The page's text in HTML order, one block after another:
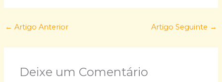
← Artigo Anterior Artigo Seguinte →
Deixe um Comentário